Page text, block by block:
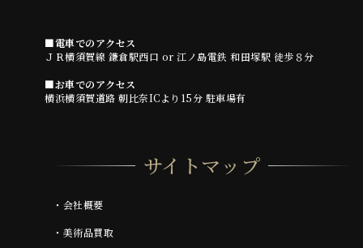
■電車でのアクセス
ＪＲ横須賀線 鎌倉駅西口 or 江ノ島電鉄 和田塚駅 徒歩８分
■お車でのアクセス
横浜横須賀道路 朝比奈ICより15分 駐車場有
サイトマップ
・ 会社概要
・ 美術品買取